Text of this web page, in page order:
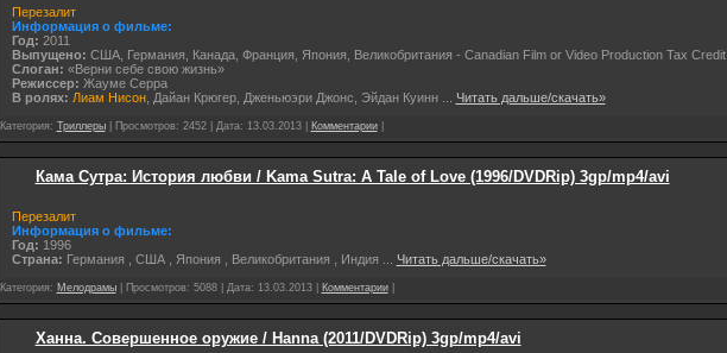
Перезалит
Информация о фильме:
Год: 2011
Выпущено: США, Германия, Канада, Франция, Япония, Великобритания - Canadian Film or Video Production Tax Credit
Слоган: «Верни себе свою жизнь»
Режиссер: Жауме Серра
В ролях: Лиам Нисон, Дайан Крюгер, Дженьюэри Джонс, Эйдан Куинн Читать дальше/скачать»
Категория: Триллеры| Просмотров: 2452 | Дата: 13.03.2013| Комментарии|
Кама Сутра: История любви / Kama Sutra: A Tale of Love (1996/DVDRip) 3gp/mp4/avi
Перезалит
Информация о фильме:
Год: 1996
Страна: Германия , США , Япония , Великобритания , Индия Читать дальше/скачать»
Категория: Мелодрамы| Просмотров: 5088 | Дата: 13.03.2013| Комментарии|
Ханна. Совершенное оружие / Hanna (2011/DVDRip) 3gp/mp4/avi